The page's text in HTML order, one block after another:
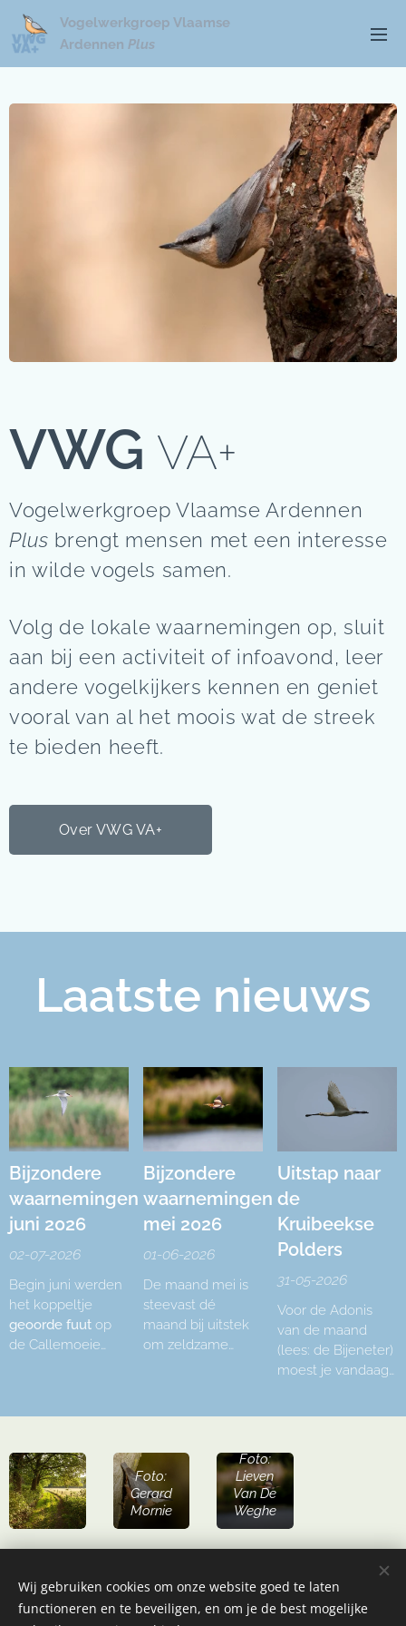
Vogelwerkgroep Vlaamse
Ardennen Plus
VWG VA+
Vogelwerkgroep Vlaamse Ardennen
Plus brengt mensen met een interesse
in wilde vogels samen.
Volg de lokale waarnemingen op, sluit
aan bij een activiteit of infoavond, leer
andere vogelkijkers kennen en geniet
vooral van al het moois wat de streek
te bieden heeft.
Over VWG VA+
Laatste nieuws
Bijzondere
waarnemingen
juni 2026
02-07-2026
Begin juni werden
het koppeltje
geoorde fuut op
de Callemoeie
Bijzondere
waarnemingen
mei 2026
01-06-2026
De maand mei is
steevast dé
maand bij uitstek
om zeldzame
bij onze bijzondere
broedvogels.
Uitstap naar
de
Kruibeekse
Polders
31-05-2026
Voor de Adonis
van de maand
(lees: de Bijeneter)
moest je vandaag
goedgemutste
vogelaars trok
deze ochtend om
7 u richting de
Polders van
Kruibeke.
Foto:
Gerard
Mornie
Foto:
Lieven
Van De
Weghe
Wij gebruiken cookies om onze website goed te laten
functioneren en te beveiligen, en om je de best mogelijke